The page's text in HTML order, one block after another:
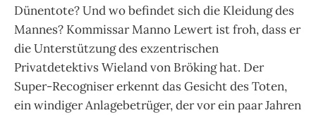
Dünentote? Und wo befindet sich die Kleidung des
Mannes? Kommissar Manno Lewert ist froh, dass er
die Unterstützung des exzentrischen
Privatdetektivs Wieland von Bröking hat. Der
Super-Recogniser erkennt das Gesicht des Toten,
ein windiger Anlagebetrüger, der vor ein paar Jahren